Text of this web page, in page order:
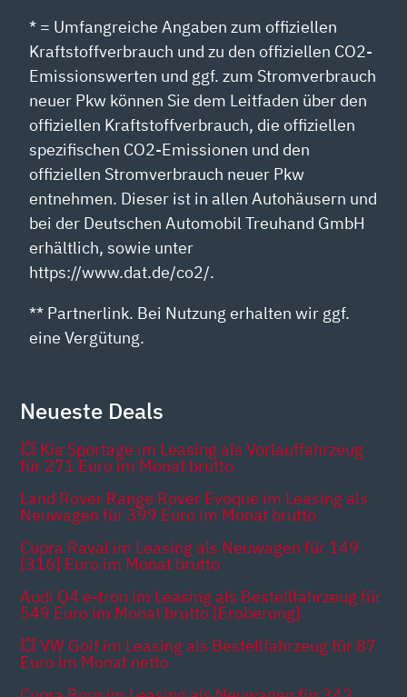
* = Umfangreiche Angaben zum offiziellen
Kraftstoffverbrauch und zu den offiziellen CO2-
Emissionswerten und ggf. zum Stromverbrauch
neuer Pkw können Sie dem Leitfaden über den
offiziellen Kraftstoffverbrauch, die offiziellen
spezifischen CO2-Emissionen und den
offiziellen Stromverbrauch neuer Pkw
entnehmen. Dieser ist in allen Autohäusern und
bei der Deutschen Automobil Treuhand GmbH
erhältlich, sowie unter
https://www.dat.de/co2/.
** Partnerlink. Bei Nutzung erhalten wir ggf.
eine Vergütung.
Neueste Deals
💥 Kia Sportage im Leasing als Vorlauffahrzeug
für 271 Euro im Monat brutto
Land Rover Range Rover Evoque im Leasing als
Neuwagen für 399 Euro im Monat brutto
Cupra Raval im Leasing als Neuwagen für 149
[316] Euro im Monat brutto
Audi Q4 e-tron im Leasing als Bestellfahrzeug für
549 Euro im Monat brutto [Eroberung]
💥 VW Golf im Leasing als Bestellfahrzeug für 87
Euro im Monat netto